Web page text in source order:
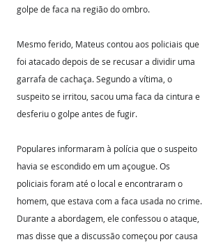
golpe de faca na região do ombro.
Mesmo ferido, Mateus contou aos policiais que
foi atacado depois de se recusar a dividir uma
garrafa de cachaça. Segundo a vítima, o
suspeito se irritou, sacou uma faca da cintura e
desferiu o golpe antes de fugir.
Populares informaram à polícia que o suspeito
havia se escondido em um açougue. Os
policiais foram até o local e encontraram o
homem, que estava com a faca usada no crime.
Durante a abordagem, ele confessou o ataque,
mas disse que a discussão começou por causa